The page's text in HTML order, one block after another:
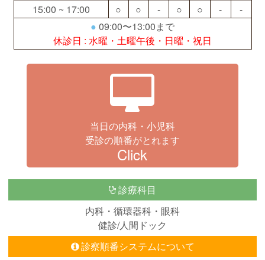
15:00 ~ 17:00
○ ○ - ○ ○ -
-
● 09:00〜13:00まで
休診日 : 水曜・土曜午後・日曜・祝日
当日の内科・小児科
受診の順番がとれます
Click
診療科目
内科・循環器科・眼科
健診/人間ドック
診察順番システムについて